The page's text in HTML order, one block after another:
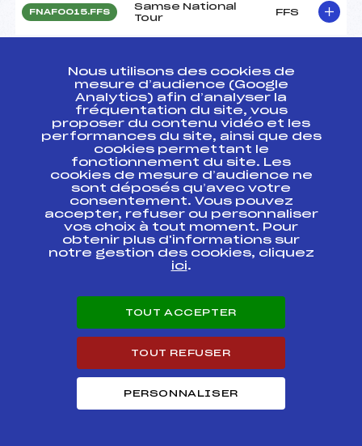
FNAF0015.FFS
Samse National
Tour
FFS
FNAF0011.FFS
Samse National
Tour
FFS
Circuits Nordique 2018
Circuits
FOND – TROPHEE DU BEAUFORT SAVOIE
U20 / SENIORS DAMES
4
SENIORS DAMES
Résultats Nordique 2017
Nous utilisons des cookies de
mesure d’audience (Google
Analytics) afin d’analyser la
fréquentation du site, vous
proposer du contenu vidéo et les
performances du site, ainsi que des
cookies permettant le
fonctionnement du site. Les
cookies de mesure d’audience ne
sont déposés qu’avec votre
consentement. Vous pouvez
accepter, refuser ou personnaliser
vos choix à tout moment. Pour
obtenir plus d'informations sur
notre gestion des cookies, cliquez
ici.
TOUT ACCEPTER
TOUT REFUSER
PERSONNALISER